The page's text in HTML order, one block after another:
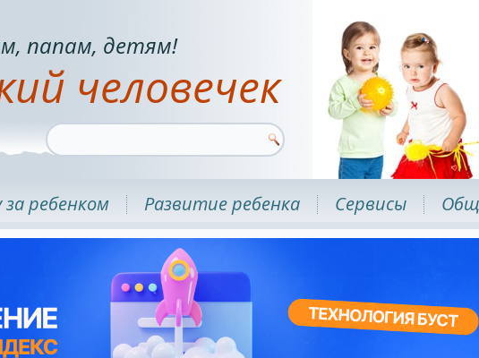
человечек
папам, детям!
за ребенком Развитие ребенка Сервисы